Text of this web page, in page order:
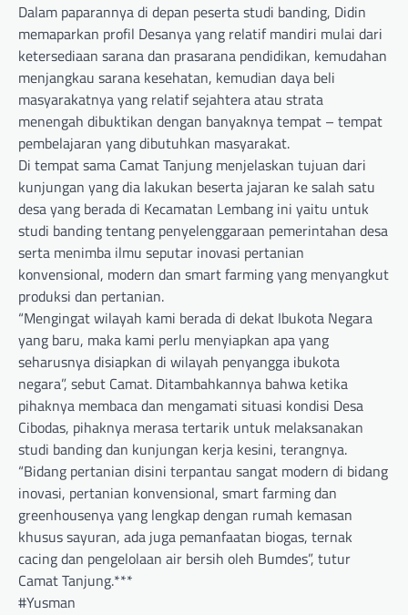
Dalam paparannya di depan peserta studi banding, Didin
memaparkan profil Desanya yang relatif mandiri mulai dari
ketersediaan sarana dan prasarana pendidikan, kemudahan
menjangkau sarana kesehatan, kemudian daya beli
masyarakatnya yang relatif sejahtera atau strata
menengah dibuktikan dengan banyaknya tempat – tempat
pembelajaran yang dibutuhkan masyarakat.
Di tempat sama Camat Tanjung menjelaskan tujuan dari
kunjungan yang dia lakukan beserta jajaran ke salah satu
desa yang berada di Kecamatan Lembang ini yaitu untuk
studi banding tentang penyelenggaraan pemerintahan desa
serta menimba ilmu seputar inovasi pertanian
konvensional, modern dan smart farming yang menyangkut
produksi dan pertanian.
“Mengingat wilayah kami berada di dekat Ibukota Negara
yang baru, maka kami perlu menyiapkan apa yang
seharusnya disiapkan di wilayah penyangga ibukota
negara”, sebut Camat. Ditambahkannya bahwa ketika
pihaknya membaca dan mengamati situasi kondisi Desa
Cibodas, pihaknya merasa tertarik untuk melaksanakan
studi banding dan kunjungan kerja kesini, terangnya.
“Bidang pertanian disini terpantau sangat modern di bidang
inovasi, pertanian konvensional, smart farming dan
greenhousenya yang lengkap dengan rumah kemasan
khusus sayuran, ada juga pemanfaatan biogas, ternak
cacing dan pengelolaan air bersih oleh Bumdes”, tutur
Camat Tanjung.***
#Yusman